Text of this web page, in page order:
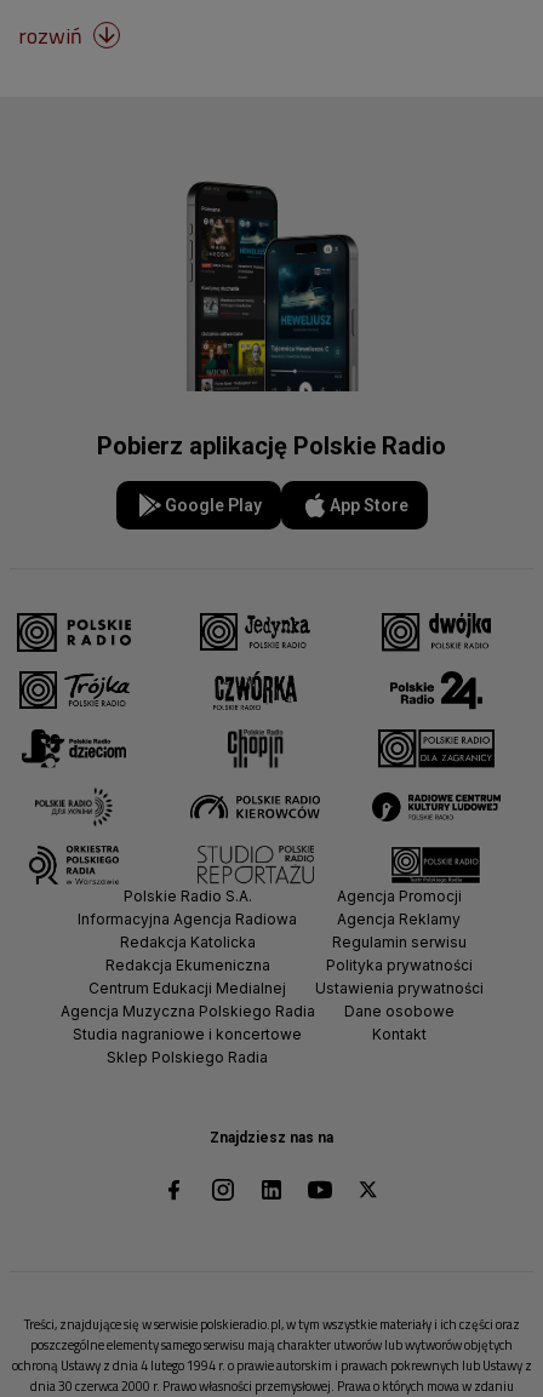
rozwiń 
Pobierz aplikację Polskie Radio
Google Play App Store
Znajdziesz nas na
Polskie Radio S.A.
Informacyjna Agencja Radiowa
Redakcja Katolicka
Redakcja Ekumeniczna
Centrum Edukacji Medialnej
Agencja Muzyczna Polskiego Radia
Studia nagraniowe i koncertowe
Sklep Polskiego Radia
Agencja Promocji
Agencja Reklamy
Regulamin serwisu
Polityka prywatności
Ustawienia prywatności
Dane osobowe
Kontakt
Treści, znajdujące się w serwisie polskieradio.pl, w tym wszystkie materiały i ich części oraz
poszczególne elementy samego serwisu mają charakter utworów lub wytworów objętych
ochroną Ustawy z dnia 4 lutego 1994 r. o prawie autorskim i prawach pokrewnych lub Ustawy z
dnia 30 czerwca 2000 r. Prawo własności przemysłowej. Prawa o których mowa w zdaniu